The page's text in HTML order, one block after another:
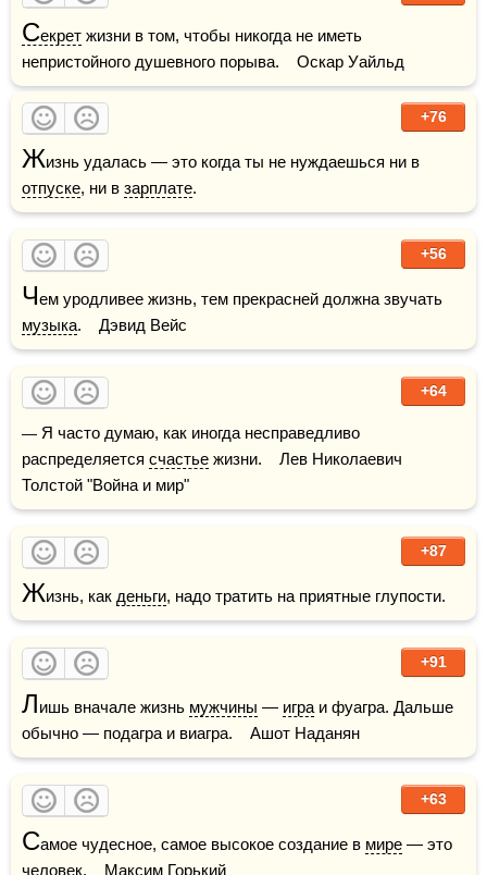
Секрет жизни в том, чтобы никогда не иметь
непристойного душевного порыва.    Оскар Уайльд
+76
Ж
отпуске, ни в зарплате.
+56
Ч
музыка.    Дэвид Вейс
+64
— Я часто думаю, как иногда несправедливо
распределяется счастье жизни.    Лев Николаевич
Толстой "Война и мир"
+87
Жизнь, как деньги, надо тратить на приятные глупости.
+91
Лишь вначале жизнь мужчины — игра и фуагра. Дальше
обычно — подагра и виагра.    Ашот Наданян
+63
Самое чудесное, самое высокое создание в мире — это
человек.    Максим Горький